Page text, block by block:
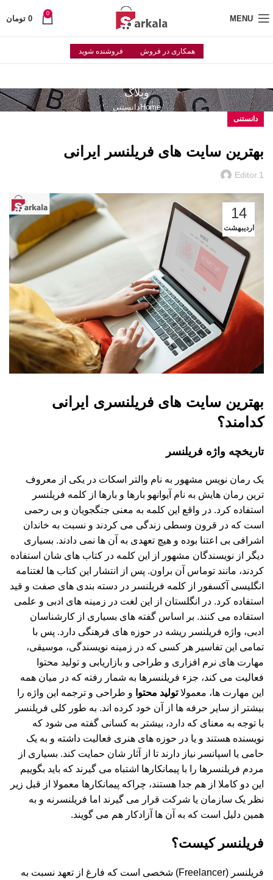
MENU
0
0 تومان
همکاری در فروش فروشنده شوید
وبلاگ
Homeدانستنی
دانستنی
بهترین سایت های فریلنسر ایرانی
Editor.1
14
اردیبهشت
بهترین سایت های فریلنسری ایرانی
کدامند؟
تاریخچه واژه فریلنسر
یک رمان نویس مشهور به نام والتر اسکات در یکی از معروف
ترین رمان هایش به نام آیوانهو بارها و بارها از کلمه فریلنسر
استفاده کرد. در واقع این کلمه به معنی جنگجویان و بی رحمی
است که در قرون وسطی زندگی می کردند و نسبت به خاندان
اشرافی بی اعتنا بوده و هیچ تعهدی به آن ها نمی دادند. بسیاری
دیگر از نویسندگان مشهور از این کلمه در کتاب های شان استفاده
کردند، مانند توماس آن براون. پس از انتشار این کتاب ها لغتنامه
انگلیسی آکسفور از کلمه فریلنسر در دسته بندی های صفت و قید
استفاده کرد. در انگلستان از این لغت در زمینه های ادبی و علمی
استفاده می کنند. بر اساس گفته های بسیاری از کارشناسان
ادبی، واژه فریلنسر ریشه در حوزه های فرهنگی دارد. پس با
تمامی این تفاسیر هر کسی که در زمینه نویسندگی، موسیقی،
مهارت های نرم افزاری و طراحی و بازاریابی و تولید محتوا
فعالیت می کند، جزء فریلنسرها به شمار رفته که در میان همه
این مهارت ها، معمولاتولید محتوا و طراحی و ترجمه این واژه را
بیشتر از سایر حرفه ها از آن خود کرده اند. به طور کلی فریلنسر
با توجه به معنای که دارد، بیشتر به کسانی گفته می شود که
نویسنده هستند و یا در حوزه های هنری فعالیت داشته و به یک
حامی یا اسپانسر نیاز دارند تا از آثار شان حمایت کند. بسیاری از
مردم فریلنسرها را با پیمانکارها اشتباه می گیرند که باید بگوییم
این دو کاملا از هم جدا هستند، چراکه پیمانکارها معمولا از قبل زیر
نظر یک سازمان یا شرکت قرار می گیرند اما فریلنسرنه و به
همین دلیل است که به آن ها آزادکار هم می گویند.
فریلنسر کیست؟
فریلنسر (Freelancer) شخصی است که فارغ از تعهد نسبت به